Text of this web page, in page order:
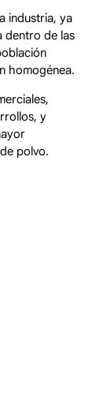
industria, ya
dentro de las
homogénea.
y
polvo.